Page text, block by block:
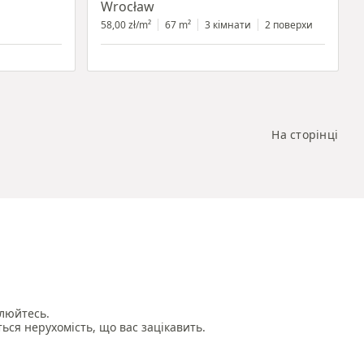
Wrocław
58,00 zł/m² 67 m² 3 кімнати 2 поверхи
На сторінці
нерухомість, що вас зацікавить.